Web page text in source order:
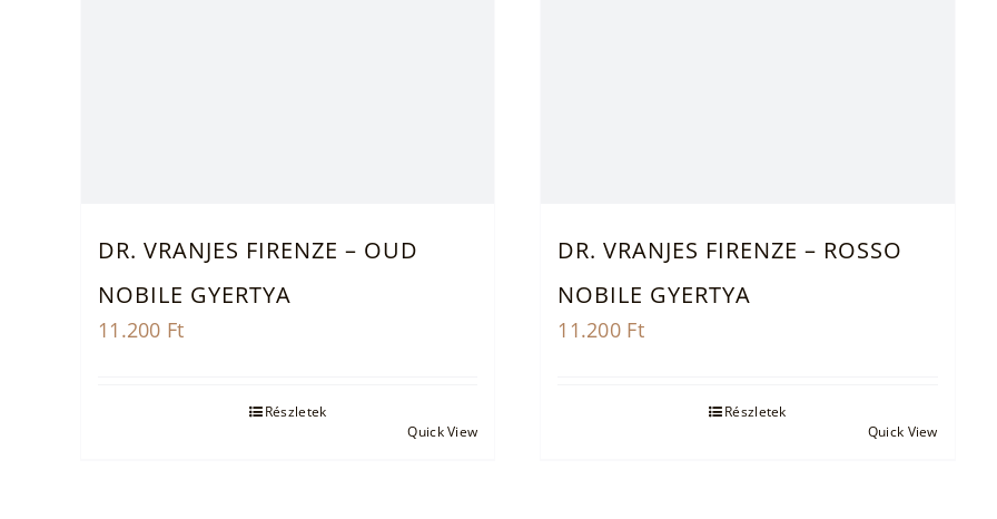
DR. VRANJES FIRENZE – OUD
NOBILE GYERTYA
11.200 Ft
Részletek
Quick View
DR. VRANJES FIRENZE – ROSSO
NOBILE GYERTYA
11.200 Ft
Részletek
Quick View